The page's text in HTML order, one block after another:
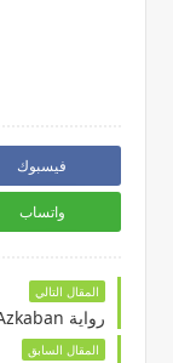
فيسبوك
واتساب
المقال التالي
رواية Harry Potter and the Prisoner of Azkaban
المقال السابق